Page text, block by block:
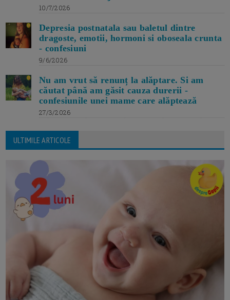
10/7/2026
Depresia postnatala sau baletul dintre
dragoste, emotii, hormoni si oboseala crunta
- confesiuni
9/6/2026
Nu am vrut să renunț la alăptare. Si am
căutat până am găsit cauza durerii -
confesiunile unei mame care alăptează
27/3/2026
ULTIMILE ARTICOLE